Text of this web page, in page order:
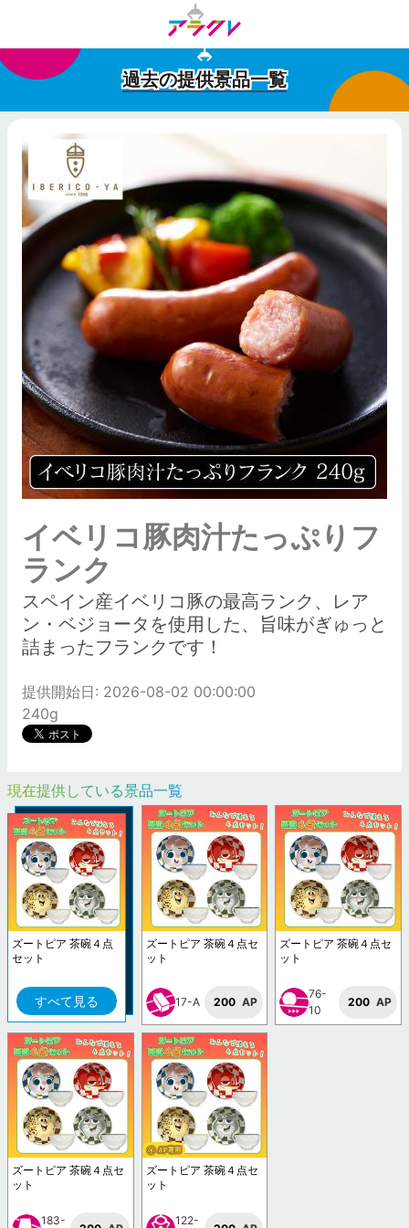
過去の提供景品一覧
イベリコ豚肉汁たっぷりフ
ランク
スペイン産イベリコ豚の最高ランク、レア
ン・ベジョータを使用した、旨味がぎゅっと
詰まったフランクです！
提供開始日: 2026-08-02 00:00:00
240g
現在提供している景品一覧
ズートピア 茶碗４点
セット
すべて見る
ズートピア 茶碗４点セ
ット
17-A 200 AP
ズートピア 茶碗４点セ
ット
76-
10
200 AP
ズートピア 茶碗４点セ
ット
183-
ズートピア 茶碗４点セ
ット
122-